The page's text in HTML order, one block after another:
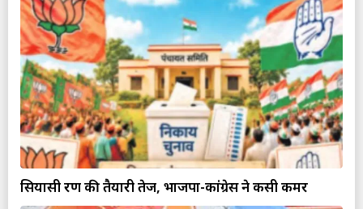
सियासी रण की तैयारी तेज, भाजपा-कांग्रेस ने कसी कमर